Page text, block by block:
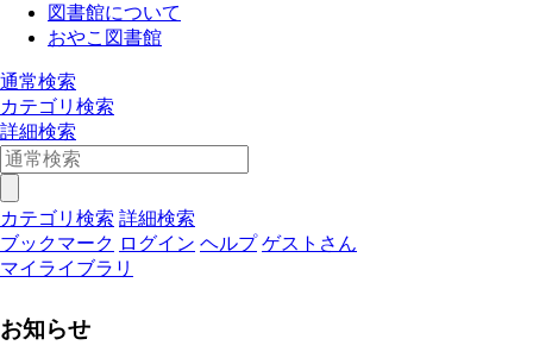
図書館について
おやこ図書館
通常検索
カテゴリ検索
詳細検索
カテゴリ検索 詳細検索
ブックマーク ログイン ヘルプ ゲストさん
マイライブラリ
お知らせ